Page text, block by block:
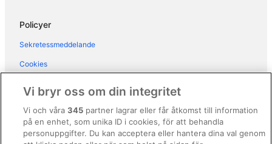
Hotell i Torno
Hotell i Tremezzina
Hotell i Varenna
Policyer
Sekretessmeddelande
Cookies
Regler och villkor för Vrbo
Tillgänglighetsanpassning
Vi bryr oss om din integritet
Vi och våra345 partner lagrar eller får åtkomst till information
på en enhet, som unika ID i cookies, för att behandla
personuppgifter. Du kan acceptera eller hantera dina val genom